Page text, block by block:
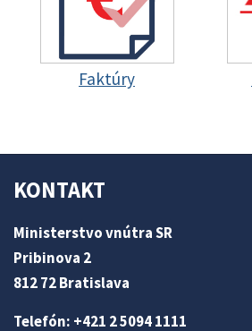
Faktúry
KONTAKT
Ministerstvo vnútra SR
Pribinova 2
812 72 Bratislava
Telefón: +421 2 5094 1111